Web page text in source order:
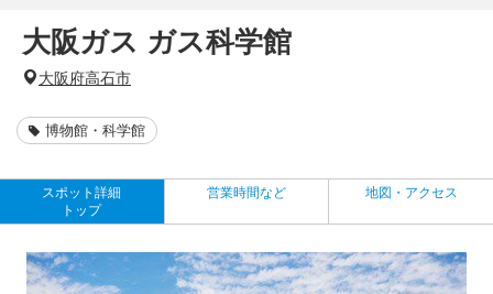
大阪ガス ガス科学館
大阪府高石市
博物館・科学館
スポット詳細
トップ
営業時間など 地図・アクセス